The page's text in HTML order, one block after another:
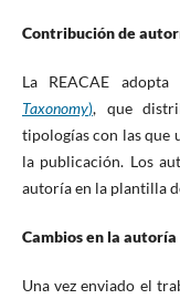
Contribución de
La REACAE
Taxonomy), que
tipologías con las que
la publicación. Los
autoría en la plantilla
Cambios en la autoría
Una vez enviado el